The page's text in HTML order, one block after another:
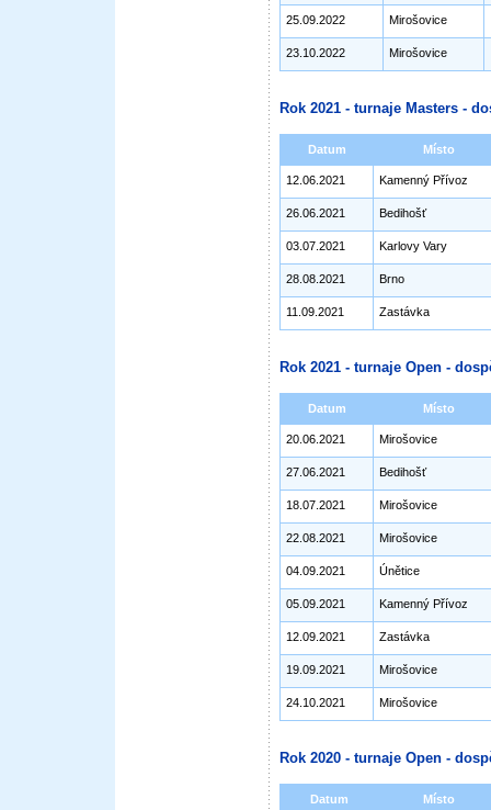
25.09.2022 Mirošovice
23.10.2022 Mirošovice
Rok 2021 - turnaje Masters -
Datum Místo
12.06.2021 Kamenný Přívoz
26.06.2021 Bedihošť
03.07.2021 Karlovy Vary
28.08.2021 Brno
11.09.2021 Zastávka
Rok 2021 - turnaje Open -
Datum Místo
20.06.2021 Mirošovice
27.06.2021 Bedihošť
18.07.2021 Mirošovice
22.08.2021 Mirošovice
04.09.2021 Únětice
05.09.2021 Kamenný Přívoz
12.09.2021 Zastávka
19.09.2021 Mirošovice
24.10.2021 Mirošovice
Rok 2020 - turnaje Open -
Datum Místo